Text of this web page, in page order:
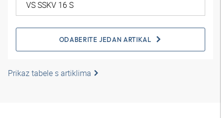
ODABERITE JEDAN ARTIKAL
Prikaz tabele s artiklima